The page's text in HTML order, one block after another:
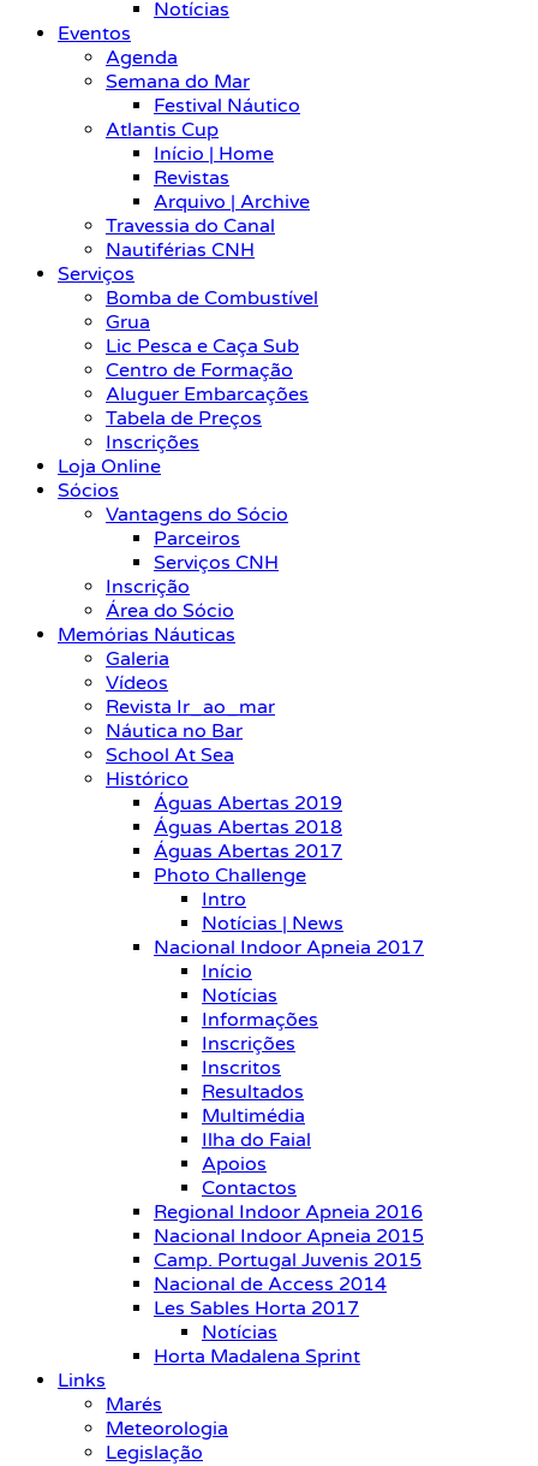
Notícias
Eventos
Agenda
Semana do Mar
Festival Náutico
Atlantis Cup
Início | Home
Revistas
Arquivo | Archive
Travessia do Canal
Nautiférias CNH
Serviços
Bomba de Combustível
Grua
Lic Pesca e Caça Sub
Centro de Formação
Aluguer Embarcações
Tabela de Preços
Inscrições
Loja Online
Sócios
Vantagens do Sócio
Parceiros
Serviços CNH
Inscrição
Área do Sócio
Memórias Náuticas
Galeria
Vídeos
Revista Ir_ao_mar
Náutica no Bar
School At Sea
Histórico
Águas Abertas 2019
Águas Abertas 2018
Águas Abertas 2017
Photo Challenge
Intro
Notícias | News
Nacional Indoor Apneia 2017
Início
Notícias
Informações
Inscrições
Inscritos
Resultados
Multimédia
Ilha do Faial
Apoios
Contactos
Regional Indoor Apneia 2016
Nacional Indoor Apneia 2015
Camp. Portugal Juvenis 2015
Nacional de Access 2014
Les Sables Horta 2017
Notícias
Horta Madalena Sprint
Links
Marés
Meteorologia
Legislação